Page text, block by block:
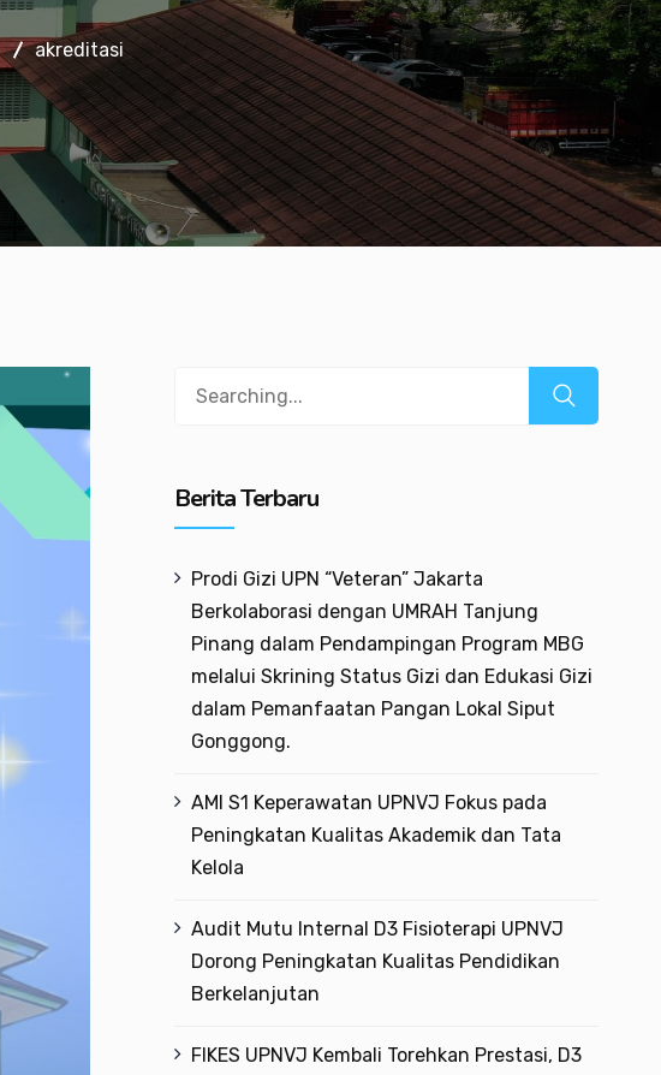
akreditasi
Berita Terbaru
Prodi Gizi UPN “Veteran” Jakarta
Berkolaborasi dengan UMRAH Tanjung
Pinang dalam Pendampingan Program MBG
melalui Skrining Status Gizi dan Edukasi Gizi
dalam Pemanfaatan Pangan Lokal Siput
Gonggong.
AMI S1 Keperawatan UPNVJ Fokus pada
Peningkatan Kualitas Akademik dan Tata
Kelola
Audit Mutu Internal D3 Fisioterapi UPNVJ
Dorong Peningkatan Kualitas Pendidikan
Berkelanjutan
FIKES UPNVJ Kembali Torehkan Prestasi, D3